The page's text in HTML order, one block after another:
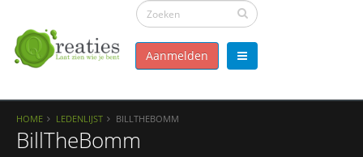
Aanmelden
HOME LEDENLIJST BILLTHEBOMM
BillTheBomm